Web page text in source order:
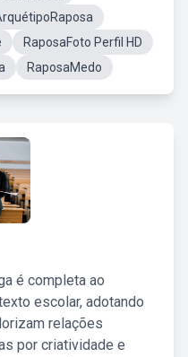
RaposaFoto Perfil HD
RaposaMedo
é completa ao
escolar, adotando
relações
por criatividade e